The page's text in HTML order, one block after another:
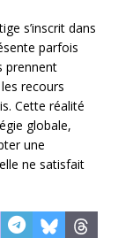
s’inscrit dans
parfois
prennent
recours
Cette réalité
globale,
une
ne satisfait